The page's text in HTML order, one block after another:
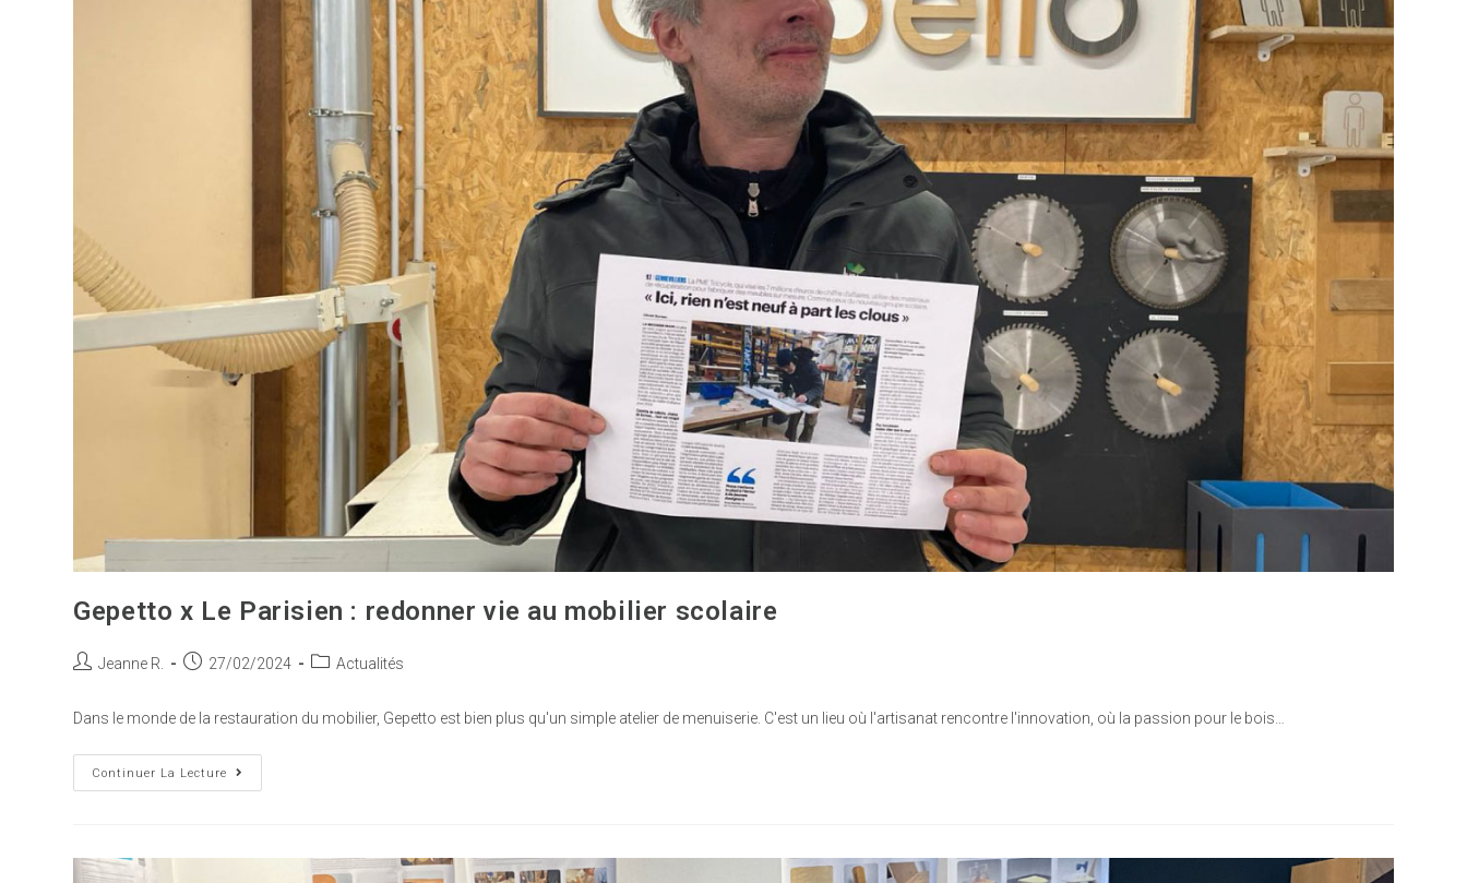
Gepetto x Le Parisien : redonner vie au mobilier scolaire
Jeanne R. 27/02/2024 Actualités
Dans le monde de la restauration du mobilier, Gepetto est bien plus qu'un simple atelier de menuiserie. C'est un lieu où l'artisanat rencontre l'innovation, où la passion pour le bois…
Continuer La Lecture